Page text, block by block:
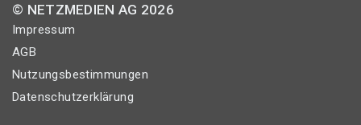
© NETZMEDIEN AG 2026
Impressum
AGB
Nutzungsbestimmungen
Datenschutzerklärung